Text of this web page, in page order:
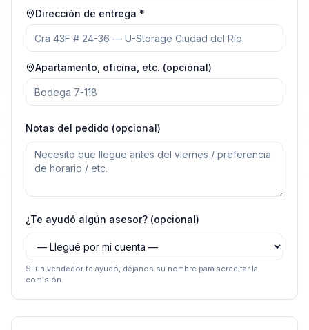
Dirección de entrega *
Apartamento, oficina, etc. (opcional)
Notas del pedido (opcional)
¿Te ayudó algún asesor? (opcional)
Si un vendedor te ayudó, déjanos su nombre para acreditar la
comisión.